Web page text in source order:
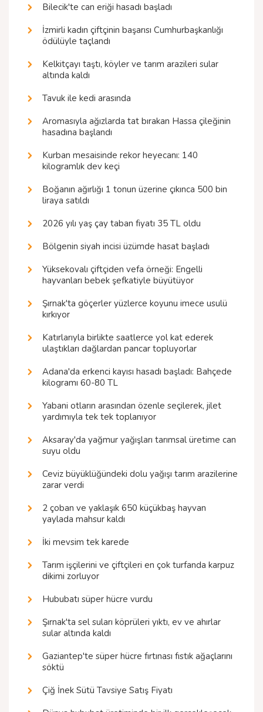
Bilecik'te can eriği hasadı başladı
İzmirli kadın çiftçinin başarısı Cumhurbaşkanlığı
ödülüyle taçlandı
Kelkitçayı taştı, köyler ve tarım arazileri sular
altında kaldı
Tavuk ile kedi arasında
Aromasıyla ağızlarda tat bırakan Hassa çileğinin
hasadına başlandı
Kurban mesaisinde rekor heyecanı: 140
kilogramlık dev keçi
Boğanın ağırlığı 1 tonun üzerine çıkınca 500 bin
liraya satıldı
2026 yılı yaş çay taban fiyatı 35 TL oldu
Bölgenin siyah incisi üzümde hasat başladı
Yüksekovalı çiftçiden vefa örneği: Engelli
hayvanları bebek şefkatiyle büyütüyor
Şırnak'ta göçerler yüzlerce koyunu imece usulü
kırkıyor
Katırlarıyla birlikte saatlerce yol kat ederek
ulaştıkları dağlardan pancar topluyorlar
Adana'da erkenci kayısı hasadı başladı: Bahçede
kilogramı 60-80 TL
Yabani otların arasından özenle seçilerek, jilet
yardımıyla tek tek toplanıyor
Aksaray'da yağmur yağışları tarımsal üretime can
suyu oldu
Ceviz büyüklüğündeki dolu yağışı tarım arazilerine
zarar verdi
2 çoban ve yaklaşık 650 küçükbaş hayvan
yaylada mahsur kaldı
İki mevsim tek karede
Tarım işçilerini ve çiftçileri en çok turfanda karpuz
dikimi zorluyor
Hububatı süper hücre vurdu
Şırnak'ta sel suları köprüleri yıktı, ev ve ahırlar
sular altında kaldı
Gaziantep'te süper hücre fırtınası fıstık ağaçlarını
söktü
Çiğ İnek Sütü Tavsiye Satış Fiyatı